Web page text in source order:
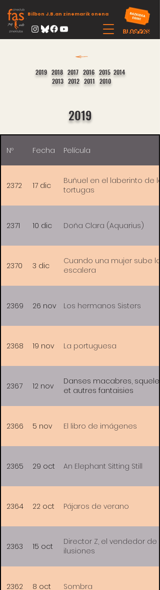
Bilbon J.B.an zinemarik onena
2019 2018 2017 2016 2015 2014
2013 2012 2011 2010
2019
Nº Fecha Película
2372 17 dic
Buñuel en el laberinto de
tortugas
2371 10 dic Doña Clara (Aquarius)
2370 3 dic
Cuando una mujer sube la
escalera
2369 26 nov Los hermanos Sisters
2368 19 nov La portuguesa
2367 12 nov
Danses macabres,
et autres fantaisies
2366 5 nov El libro de imágenes
2365 29 oct An Elephant Sitting Still
2364 22 oct Pájaros de verano
2363 15 oct
Director Z, el vendedor de
ilusiones
2362 8 oct Sombra